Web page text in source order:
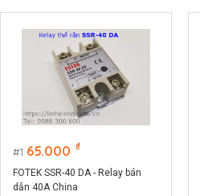
1 65.000 ₫
FOTEK SSR-40 DA - Relay bán
dẫn 40A China